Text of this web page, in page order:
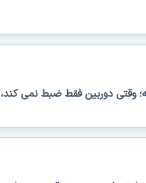
وقتی دوربین فقط ضبط نمی کند،